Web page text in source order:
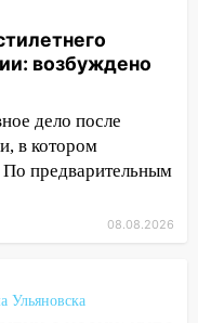
не
ливни
без спроса:
похитил у
на
дома на
и рухнуло
возбуждено
дело после
в котором
По предварительным
08.08.2026
Ульяновска